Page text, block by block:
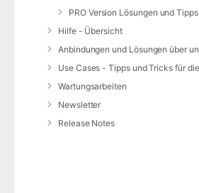
PRO Version Lösungen und Tipps
Hilfe - Übersicht
Wartungsarbeiten
Newsletter
Release Notes